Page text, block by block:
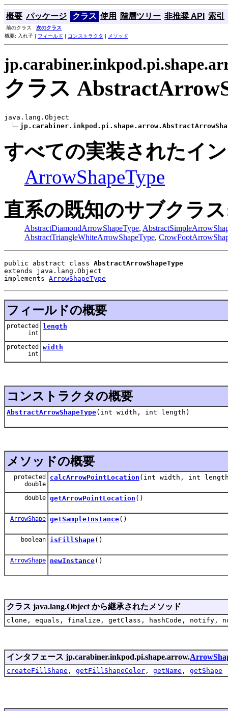
概要 パッケージ クラス 使用 階層ツリー 非推奨 API 索引
前のクラス 次のクラス
概要: 入れ子 | フィールド | コンストラクタ | メソッド
クラス
java.lang.Object
すべての実装されたイ
ArrowShapeType
直系の既知のサブクラ
AbstractDiamondArrowShapeType,
AbstractTriangleWhiteArrowShapeType,
public abstract class AbstractArrowShapeType
extends java.lang.Object
implements ArrowShapeType
フィールドの概要
protected
int
length
protected
int
width
コンストラクタの概要
AbstractArrowShapeType(int width, int length)
メソッドの概要
protected
double
calcArrowPointLocation (int width, int
double getArrowPointLocation ()
ArrowShape getSampleInstance()
boolean isFillShape()
ArrowShape newInstance()
クラス java.lang.Object から継承されたメソッド
clone, equals, finalize, getClass, hashCode,
インタフェース jp.carabiner.inkpod.pi.shape.arrow.
createFillShape , getFillShapeColor , getName , getShape